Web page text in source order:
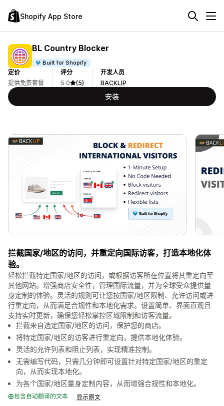
Shopify App Store
BL Country Blocker
Built for Shopify
定价
提供免费套餐
评分
5.0
(5)
开发人员
BACKLIP
安装
拦截国家/地区的访问，并重定向国际访客，打造本地化体
验。
轻松拦截特定国家/地区的访问，或根据访客所在位置将其重定向至
其他网站。增强商店安全性，管理国际流量，并为全球受众提供量
身定制的体验。灵活的规则可让您按国家/地区限制、允许访问或进
行重定向，从而满足合规性和本地化需求。设置简单、界面直观且
支持实时更新，确保您轻松掌控区域限制和访客流量。
拦截来自选定国家/地区的访问，保护您的商店。
将特定国家/地区的访客进行重定向，提供本地化体验。
灵活的允许列表和阻止列表，实现精准控制。
无需编写代码，只需几分钟即可设置针对特定国家/地区的重定
向，从而实现本地化。
为各个国家/地区量身定制内容，从而增强合规性和本地化。
包含自动翻译的文本 显示原文